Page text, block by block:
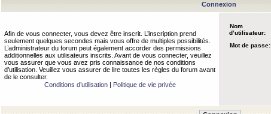
Connexion
Afin de vous connecter, vous devez être inscrit. L’inscription prend
seulement quelques secondes mais vous offre de multiples possibilités.
L’administrateur du forum peut également accorder des permissions
additionnelles aux utilisateurs inscrits. Avant de vous connecter, veuillez
vous assurer que vous avez pris connaissance de nos conditions
d’utilisation. Veuillez vous assurer de lire toutes les règles du forum avant
de le consulter.
Conditions d’utilisation| Politique de vie privée
Nom
d’utilisateur:
Mot de passe: